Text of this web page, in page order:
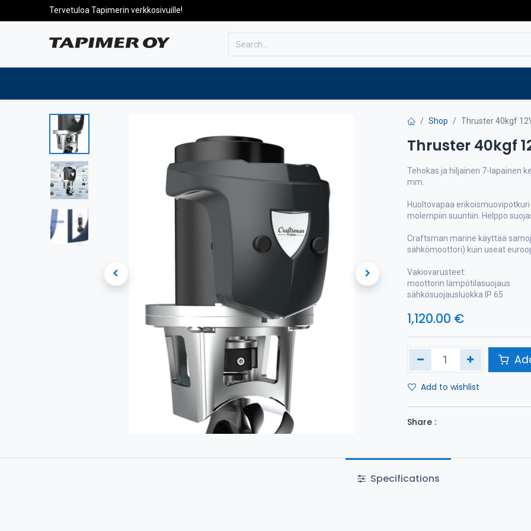
Tervetuloa Tapimerin verkkosivuille!
Shop Thruster 40kgf
Thruster 40kgf
Tehokas ja hiljainen 7-lapainen
mm.
Huoltovapaa
molempiin suuntiin. Helppo
Craftsman marine käyttää
sähkömoottori) kuin useat
Vakiovarusteet:
moottorin lämpötilasuojaus
sähkösuojausluokka IP 65
1,120.00 €
Add to wishlist
Share :
Specifications